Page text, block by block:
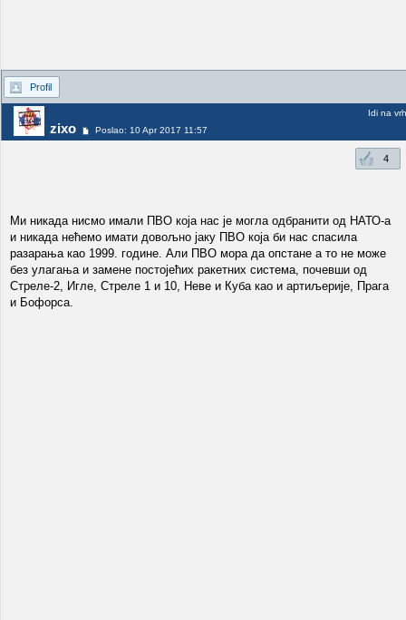
Profil
zixo Poslao: 10 Apr 2017 11:57
Idi na vrh
4
Ми никада нисмо имали ПВО која нас је могла одбранити од НАТО-а
и никада нећемо имати довољно јаку ПВО која би нас спасила
разарања као 1999. године. Али ПВО мора да опстане а то не може
без улагања и замене постојећих ракетних система, почевши од
Стреле-2, Игле, Стреле 1 и 10, Неве и Куба као и артиљерије, Прага
и Бофорса.